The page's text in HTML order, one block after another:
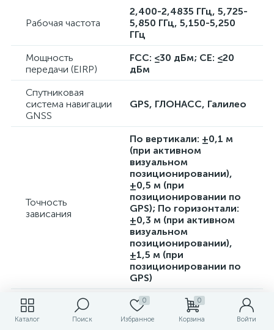
Каталог Поиск
0
Избранное
0
Корзина Войти
Рабочая частота
2,400-2,4835 ГГц, 5,725-
5,850 ГГц, 5,150-5,250
ГГц
Мощность
передачи (EIRP)
FCC: ≤30 дБм; CE: ≤20
дБм
Спутниковая
система навигации
GNSS
GPS, ГЛОНАСС, Галилео
Точность
зависания
По вертикали: ±0,1 м
(при активном
визуальном
позиционировании),
±0,5 м (при
позиционировании по
GPS); По горизонтали:
±0,3 м (при активном
визуальном
позиционировании),
±1,5 м (при
позиционировании по
GPS)
Встроенная память
Нет
Максимум. поддержка